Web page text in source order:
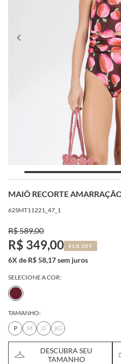
MAIÔ RECORTE
62SMT11221_47_1
R$ 589,00
R$ 349,00 41% OFF
6X de R$ 58,17 sem juros
SELECIONE A COR:
TAMANHO:
P
M G XG
DESCUBRA SEU
TAMANHO